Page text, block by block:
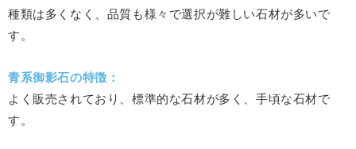
種類は多くなく、品質も様々で選択が難しい石材が多いで
す。
青系御影石の特徴：
よく販売されており、標準的な石材が多く、手頃な石材で
す。